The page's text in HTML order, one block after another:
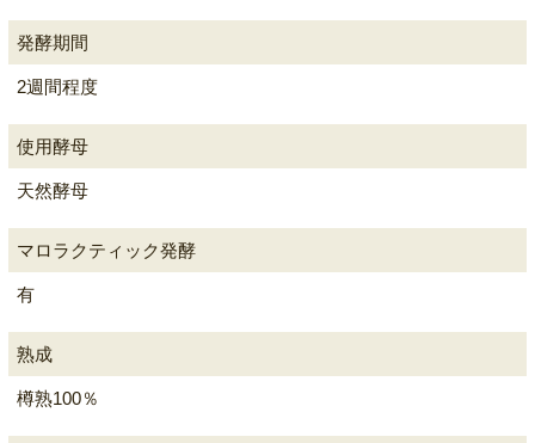
発酵期間
2週間程度
使用酵母
天然酵母
マロラクティック発酵
有
熟成
樽熟100％